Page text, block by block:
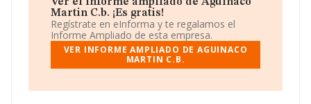
Martin C.b. ¡Es gratis!
Regístrate en eInforma y te regalamos el
Informe Ampliado de esta empresa.
VER INFORME AMPLIADO DE AGUINACO
MARTIN C.B.